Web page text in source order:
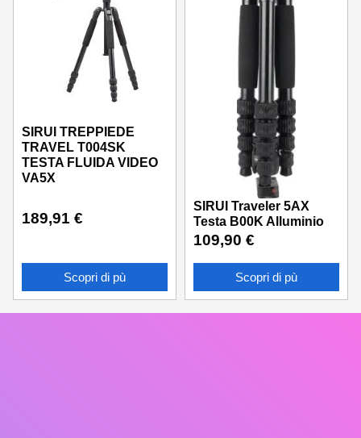
SIRUI TREPPIEDE
TRAVEL T004SK
TESTA FLUIDA VIDEO
VA5X
189,91 €
Scopri di pù
SIRUI Traveler 5AX
Testa B00K Alluminio
109,90 €
Scopri di pù